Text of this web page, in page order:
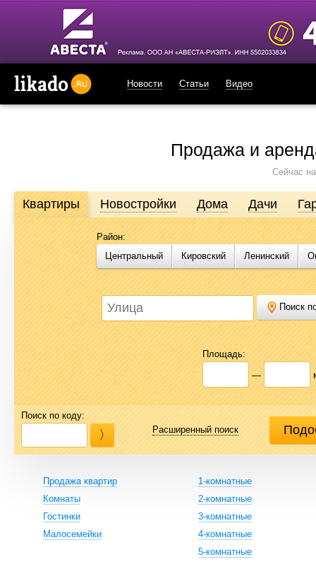
Новости Статьи Видео
Продажа и
Сейчас
Продажа и аренда недвижимости в Омске
Likado.ru – сайт актуальных и достоверных объявлений по
или купить квартиру, найти землю под строительство,
Likado.ru, чтобы сэкономить время и силы в поисках нужного
Квартиры Новостройки Дома Дачи
Район:
Центральный
Кировский Ленинский
Поиск
Площадь:
—
Поиск по коду:
Расширенный поиск
Продажа квартир
Комнаты
Гостинки
Малосемейки
1-комнатные
2-комнатные
3-комнатные
4-комнатные
5-комнатные